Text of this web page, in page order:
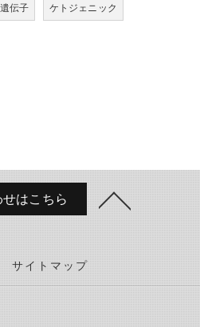
遺伝子 ケトジェニック
はこちら
サイトマップ